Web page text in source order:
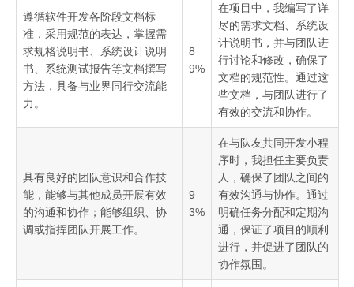
遵循软件开发各阶段文档标
准，采用规范的表达，掌握需
求规格说明书、系统设计说明
书、系统测试报告等文档撰写
方法，具备与业界同行交流能
力。
8
9%
在项目中，我编写了详
尽的需求文档、系统设
计说明书，并与团队进
行讨论和修改，确保了
文档的规范性。通过这
些文档，与团队进行了
有效的交流和协作。
具有良好的团队意识和合作技
能，能够与其他成员开展有效
的沟通和协作；能够组织、协
调或指挥团队开展工作。
9
3%
在与队友共同开发小程
序时，我担任主要负责
人，确保了团队之间的
有效沟通与协作。通过
明确任务分配和定期沟
通，保证了项目的顺利
进行，并促进了团队的
协作氛围。